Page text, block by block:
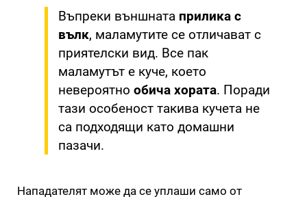
Въпреки външната прилика с
вълк, маламутите се отличават с
приятелски вид. Все пак
маламутът е куче, което
невероятно обича хората. Поради
тази особеност такива кучета не
са подходящи като домашни
пазачи.
Нападателят може да се уплаши само от